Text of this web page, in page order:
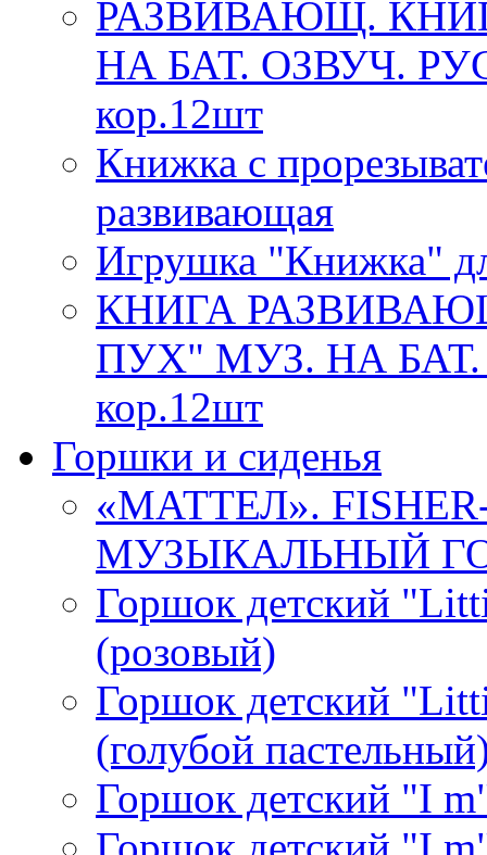
РАЗВИВАЮЩ.
НА БАТ. ОЗВУЧ.
кор.12шт
Книжка с
развивающая
Игрушка "Книжка"
КНИГА
ПУХ" МУЗ. НА
кор.12шт
Горшки и сиденья
«МАТТЕЛ».
МУЗЫКАЛЬНЫЙ
Горшок детский
(розовый)
Горшок детский
(голубой
Горшок детский "I